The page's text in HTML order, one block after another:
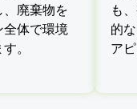
廃棄物を
体で環境
。
も
的
ア